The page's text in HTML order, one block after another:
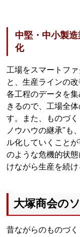
中堅・中小製
化
工場をスマートフ
と、生産ラインの
各工程のデータを
きるので、工場全
す。また、ものづ
ノウハウの継承"も
ル化していくこと
のような危機的状
けながら生産を続け
大塚商会の
昔ながらのものづ